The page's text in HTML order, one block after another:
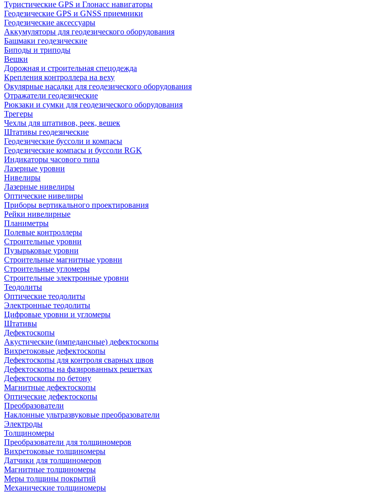
Туристические GPS и Глонасс навигаторы
Геодезические GPS и GNSS приемники
Геодезические аксессуары
Аккумуляторы для геодезического оборудования
Башмаки геодезические
Биподы и триподы
Вешки
Дорожная и строительная спецодежда
Крепления контроллера на веху
Окулярные насадки для геодезического оборудования
Отражатели геодезические
Рюкзаки и сумки для геодезического оборудования
Трегеры
Чехлы для штативов, реек, вешек
Штативы геодезические
Геодезические буссоли и компасы
Геодезические компасы и буссоли RGK
Индикаторы часового типа
Лазерные уровни
Нивелиры
Лазерные нивелиры
Оптические нивелиры
Приборы вертикального проектирования
Рейки нивелирные
Планиметры
Полевые контроллеры
Строительные уровни
Пузырьковые уровни
Строительные магнитные уровни
Строительные угломеры
Строительные электронные уровни
Теодолиты
Оптические теодолиты
Электронные теодолиты
Цифровые уровни и угломеры
Штативы
Дефектоскопы
Акустические (импедансные) дефектоскопы
Вихретоковые дефектоскопы
Дефектоскопы для контроля сварных швов
Дефектоскопы на фазированных решетках
Дефектоскопы по бетону
Магнитные дефектоскопы
Оптические дефектоскопы
Преобразователи
Наклонные ультразвуковые преобразователи
Электроды
Толщиномеры
Преобразователи для толщиномеров
Вихретоковые толщиномеры
Датчики для толщиномеров
Магнитные толщиномеры
Меры толщины покрытий
Механические толщиномеры